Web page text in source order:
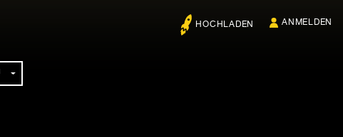
HOCHLADEN ANMELDEN